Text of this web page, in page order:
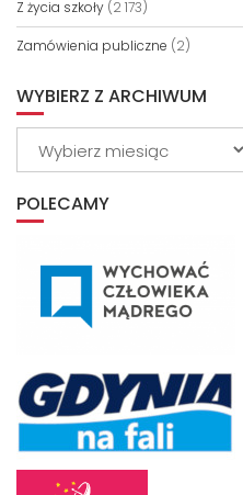
Z życia szkoły (2 173)
Zamówienia publiczne (2)
WYBIERZ Z ARCHIWUM
POLECAMY